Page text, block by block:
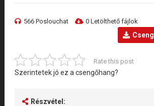
566 Poslouchat 0 Letölthető fájlok
Rate this post
Szerintetek jó ez a csengőhang?
Részvétel: